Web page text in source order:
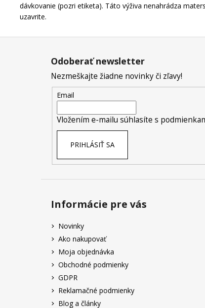
dávkovanie (pozri etiketa). Táto výživa nenahrádza
uzavrite.
Z
Odoberať newsletter
Nezmeškajte žiadne novinky či zľavy!
Email
Vložením e-mailu súhlasíte s
PRIHLÁSIŤ SA
Informácie pre vás
Novinky
Ako nakupovať
Moja objednávka
Obchodné podmienky
GDPR
Reklamačné podmienky
Blog a články